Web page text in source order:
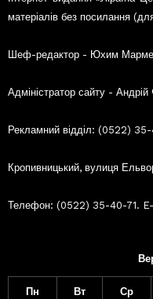
матеріалів без посилання
Шеф-редактор - Юхим
Адміністратор сайту -
Рекламний відділ: (0522)
Кропивницький, вулиця
Телефон: (0522) 35-40-71.
Пн Вт Ср